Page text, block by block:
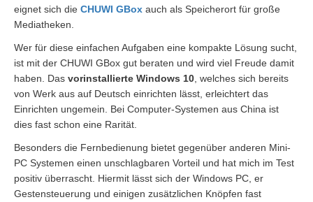
eignet sich die CHUWI GBox auch als Speicherort für große
Mediatheken.
Wer für diese einfachen Aufgaben eine kompakte Lösung sucht,
ist mit der CHUWI GBox gut beraten und wird viel Freude damit
haben. Das vorinstallierte Windows 10 , welches sich bereits
von Werk aus auf Deutsch einrichten lässt, erleichtert das
Einrichten ungemein. Bei Computer-Systemen aus China ist
dies fast schon eine Rarität.
Besonders die Fernbedienung bietet gegenüber anderen Mini-
PC Systemen einen unschlagbaren Vorteil und hat mich im Test
positiv überrascht. Hiermit lässt sich der Windows PC, er
Gestensteuerung und einigen zusätzlichen Knöpfen fast